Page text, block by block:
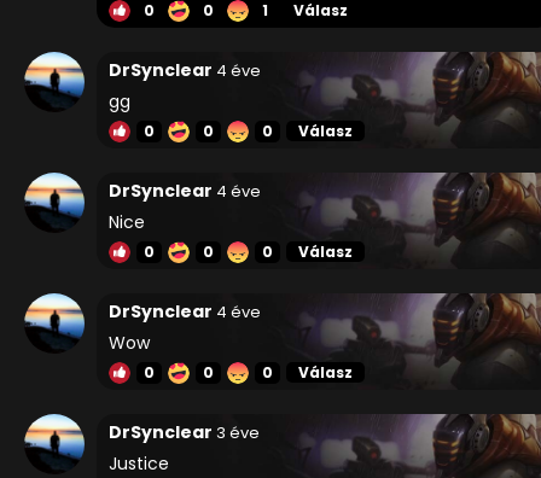
0 0 1 Válasz
DrSynclear 4 éve
gg
0 0 0 Válasz
DrSynclear 4 éve
Nice
0 0 0 Válasz
DrSynclear 4 éve
Wow
0 0 0 Válasz
DrSynclear 3 éve
Justice